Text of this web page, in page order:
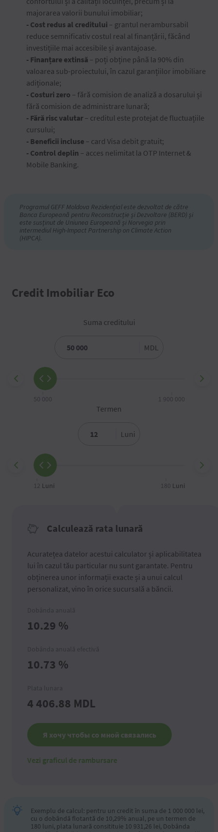
majorarea valorii bunului imobiliar;
- Cost redus al creditului – grantul nerambursabil
reduce semnificativ costul real al finanțării, făcând
investițiile mai accesibile și avantajoase.
- Finanțare extinsă – poți obține până la 90% din
valoarea sub-proiectului, în cazul garanțiilor imobiliare
adiționale;
- Costuri zero – fără comision de analiză a dosarului și
fără comision de administrare lunară;
- Fără risc valutar – creditul este protejat de fluctuațiile
cursului;
- Beneficii incluse – card Visa debit gratuit;
- Control deplin – acces nelimitat la OTP Internet &
Mobile Banking.
Programul GEFF Moldova Rezidențial este dezvoltat de către
Banca Europeană pentru Reconstrucție și Dezvoltare (BERD) și
este susținut de Uniunea Europeană și Norvegia prin
intermediul High-Impact Partnership on Climate Action
(HIPCA).
Credit Imobiliar Eco
Suma creditului
MDL
50 000 1 900 000
Termen
Luni
12 Luni 180 Luni
Calculează rata lunară
Acuratețea datelor acestui calculator și aplicabilitatea
lui în cazul tău particular nu sunt garantate. Pentru
obținerea unor informații exacte și a unui calcul
personalizat, vino în orice sucursală a băncii.
10.29 %
10.73 %
4 406.88 MDL
Я хочу чтобы со мной связались
Vezi graficul de rambursare
Exemplu de calcul: pentru un credit în suma de 1 000 000 lei,
cu o dobândă flotantă de 10,29% anual, pe un termen de
180 luni, plata lunară consitituie 10 931,26 lei, Dobânda